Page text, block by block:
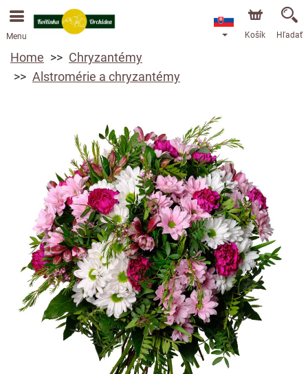
Objednávky prijímame prostredníctvom nášho e-shopu.
Najskorší možný termín doručenia je od 13.8.2026 z
Menu Košík Hľadať
Home
Chryzantémy
Alstromérie a chryzantémy